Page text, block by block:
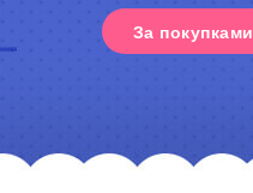
За покупками